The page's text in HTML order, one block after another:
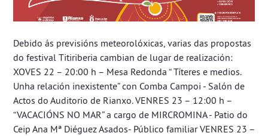
Debido ás previsións meteorolóxicas, varias das propostas
do festival Titiriberia cambian de lugar de realización:
XOVES 22 – 20:00 h – Mesa Redonda “ Títeres e medios.
Unha relación inexistente” con Comba Campoi - Salón de
Actos do Auditorio de Rianxo. VENRES 23 – 12:00 h –
“VACACIÓNS NO MAR” a cargo de MIRCROMINA - Patio do
Ceip Ana Mª Diéguez Asados- Público familiar VENRES 23 –